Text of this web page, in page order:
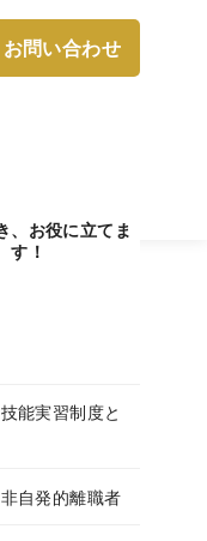
お問い合わせ
、お役に立てま
す！
能実習制度と
自発的離職者